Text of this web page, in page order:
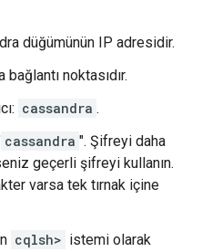
düğümünün IP adresidir.
bağlantı noktasıdır.
cassandra .
cassandra ". Şifreyi daha
geçerli şifreyi kullanın.
varsa tek tırnak içine
cqlsh> istemi olarak